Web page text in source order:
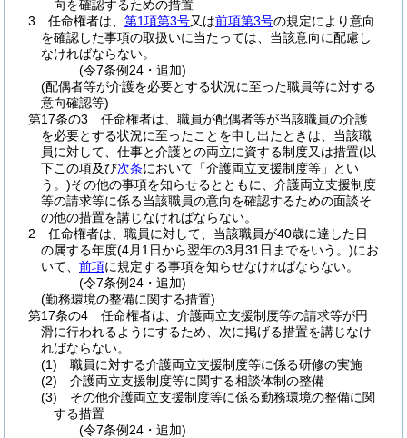
向を確認するための措置
3
任命権者は、 第1項第3号又は前項第3号の規定により意向
を確認した事項の取扱いに当たっては、当該意向に配慮し
なければならない。
(令7条例24・追加)
(配偶者等が介護を必要とする状況に至った職員等に対する
意向確認等)
第17条の3
任命権者は、職員が配偶者等が当該職員の介護
を必要とする状況に至ったことを申し出たときは、当該職
員に対して、仕事と介護との両立に資する制度又は措置(以
下この項及び次条において「介護両立支援制度等」とい
う。)その他の事項を知らせるとともに、介護両立支援制度
等の請求等に係る当該職員の意向を確認するための面談そ
の他の措置を講じなければならない。
2
任命権者は、職員に対して、当該職員が40歳に達した日
の属する年度(4月1日から翌年の3月31日までをいう。)にお
いて、 前項に規定する事項を知らせなければならない。
(令7条例24・追加)
(勤務環境の整備に関する措置)
第17条の4
任命権者は、介護両立支援制度等の請求等が円
滑に行われるようにするため、次に掲げる措置を講じなけ
ればならない。
(1)
職員に対する介護両立支援制度等に係る研修の実施
(2)
介護両立支援制度等に関する相談体制の整備
(3)
その他介護両立支援制度等に係る勤務環境の整備に関
する措置
(令7条例24・追加)